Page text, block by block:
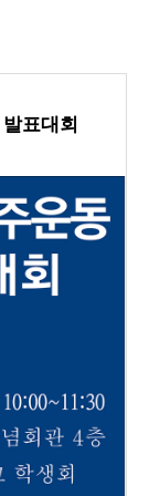
발표대회